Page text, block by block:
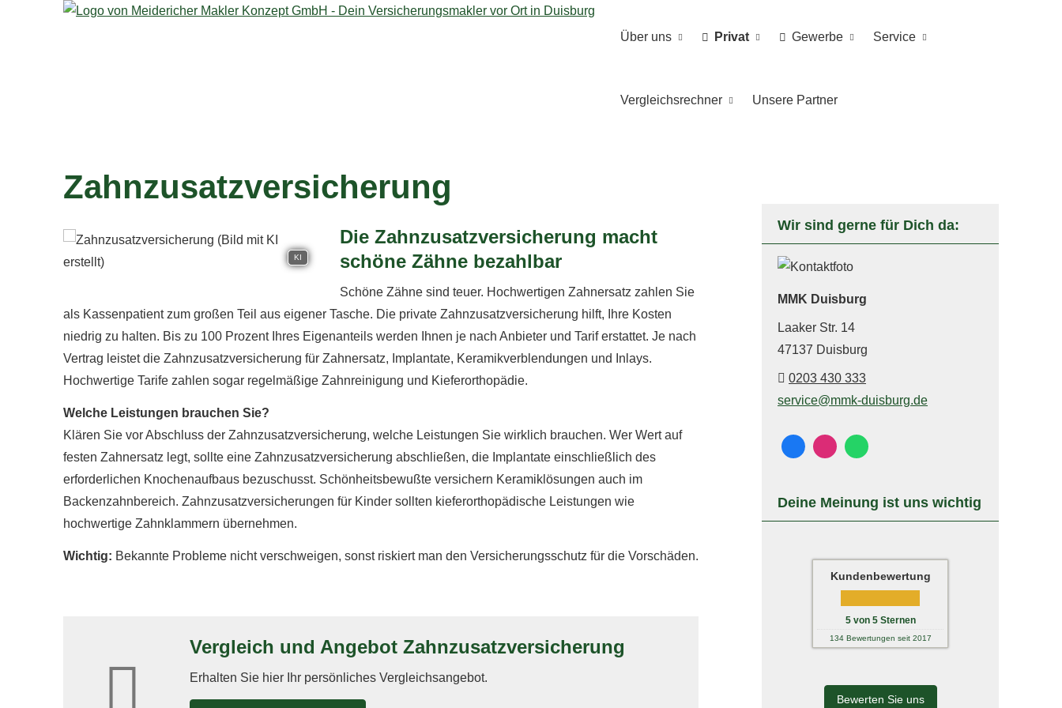
Über uns Privat Gewerbe Service
Vergleichsrechner Unsere Partner
Wir sind gerne für Dich da:
MMK Duisburg
Laaker Str. 14
47137 Duisburg
0203 430 333
service@mmk-duisburg.de
Deine Meinung ist uns wichtig
Kundenbewertung
5von 5Sternen
134Bewertungen seit 2017
Bewerten Sie uns
Zahn­zu­satz­ver­si­che­rung
KI
Die Zahn­zu­satz­ver­si­che­rung macht
schöne Zähne bezahlbar
Schöne Zähne sind teuer. Hochwertigen Zahnersatz zahlen Sie
als Kassenpatient zum großen Teil aus eigener Tasche. Die private Zahn­zu­satz­ver­si­che­rung hilft, Ihre Kosten
niedrig zu halten. Bis zu 100 Prozent Ihres Eigenanteils werden Ihnen je nach Anbieter und Tarif erstattet. Je nach
Vertrag leistet die Zahn­zu­satz­ver­si­che­rung für Zahnersatz, Implantate, Keramikverblendungen und Inlays.
Hochwertige Tarife zahlen sogar regelmäßige Zahnreinigung und Kieferorthopädie.
Welche Leistungen brauchen Sie?
Klären Sie vor Abschluss der Zahn­zu­satz­ver­si­che­rung, welche Leistungen Sie wirklich brauchen. Wer Wert auf
festen Zahnersatz legt, sollte eine Zahn­zu­satz­ver­si­che­rung abschließen, die Implantate einschließlich des
erforderlichen Knochenaufbaus bezuschusst. Schönheitsbewußte ver­sichern Keramiklösungen auch im
Backenzahnbereich. Zahn­zu­satz­ver­si­che­rungen für Kinder sollten kieferorthopädische Leistungen wie
hochwertige Zahnklammern übernehmen.
Wichtig: Bekannte Probleme nicht verschweigen, sonst riskiert man den Versicherungsschutz für die Vorschäden.
Vergleich und Angebot Zahn­zu­satz­ver­si­che­rung
Erhalten Sie hier Ihr persönliches Vergleichsangebot.